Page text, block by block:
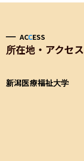
ACCESS
所在地・アクセス
新潟医療福祉大学